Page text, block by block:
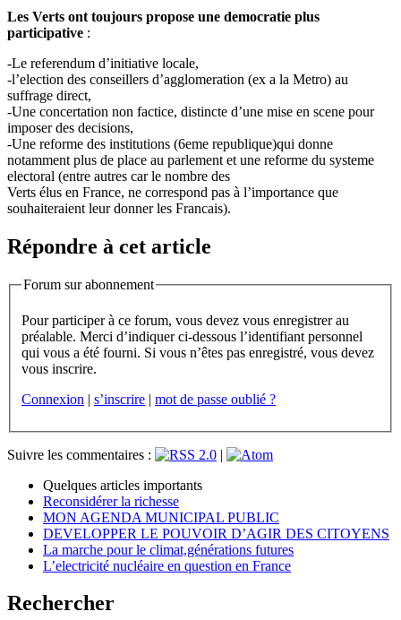
Les Verts ont toujours propose une democratie plus
participative :
-Le referendum d’initiative locale,
-l’election des conseillers d’agglomeration (ex a la Metro) au
suffrage direct,
-Une concertation non factice, distincte d’une mise en scene pour
imposer des decisions,
-Une reforme des institutions (6eme republique)qui donne
notamment plus de place au parlement et une reforme du systeme
electoral (entre autres car le nombre des
Verts élus en France, ne correspond pas à l’importance que
souhaiteraient leur donner les Francais).
Répondre à cet article
Forum sur abonnement
Pour participer à ce forum, vous devez vous enregistrer au
préalable. Merci d’indiquer ci-dessous l’identifiant personnel
qui vous a été fourni. Si vous n’êtes pas enregistré, vous devez
vous inscrire.
Connexion | s’inscrire | mot de passe oublié ?
Suivre les commentaires :
|
Quelques articles importants
Reconsidérer la richesse
MON AGENDA MUNICIPAL PUBLIC
DEVELOPPER LE POUVOIR D’AGIR DES CITOYENS
La marche pour le climat,générations futures
L’electricité nucléaire en question en France
Rechercher